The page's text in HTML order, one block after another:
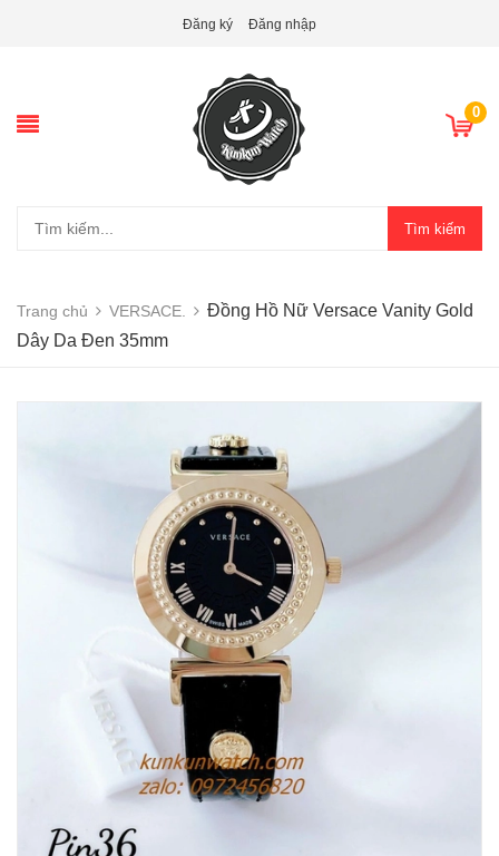
Đăng ký Đăng nhập
0
Tìm kiếm
Trang chủ VERSACE.
Đồng Hồ Nữ Versace Vanity Gold
Dây Da Đen 35mm